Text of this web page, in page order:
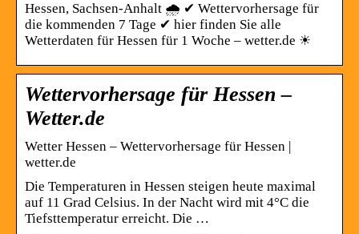
Hessen, Sachsen-Anhalt 🌧️ ✔ Wettervorhersage für
die kommenden 7 Tage ✔ hier finden Sie alle
Wetterdaten für Hessen für 1 Woche – wetter.de ☀
Wettervorhersage für Hessen –
Wetter.de
Wetter Hessen – Wettervorhersage für Hessen |
wetter.de
Die Temperaturen in Hessen steigen heute maximal
auf 11 Grad Celsius. In der Nacht wird mit 4°C die
Tiefsttemperatur erreicht. Die …